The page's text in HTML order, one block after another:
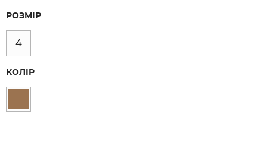
РОЗМІР
4
КОЛІР